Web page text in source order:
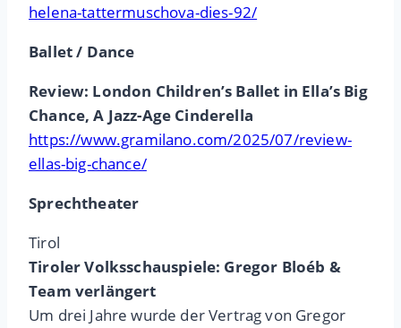
helena-tattermuschova-dies-92/
Ballet / Dance
Review: London Children’s Ballet in Ella’s Big
Chance, A Jazz-Age Cinderella
https://www.gramilano.com/2025/07/review-
ellas-big-chance/
Sprechtheater
Tirol
Tiroler Volksschauspiele: Gregor Bloéb &
Team verlängert
Um drei Jahre wurde der Vertrag von Gregor